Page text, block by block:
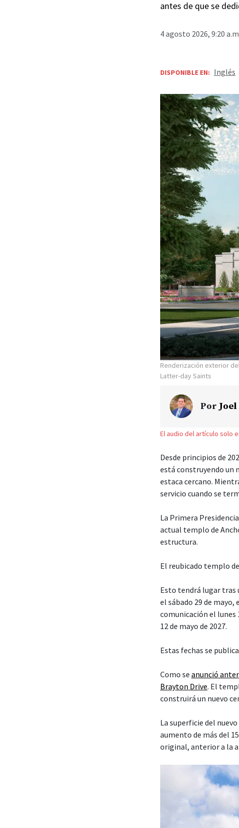
antes de que se
4 agosto 2026, 9:20
DISPONIBLE EN: Inglés
Renderización exterior
Latter-day Saints
Por Joel
El audio del artículo solo
Desde principios de
está construyendo un
estaca cercano.
servicio cuando se
La Primera
actual templo de
estructura.
El reubicado templo
Esto tendrá lugar tras
el sábado 29 de
comunicación el lunes
12 de mayo de 2027.
Estas fechas se
Como se anunció
Brayton Drive. El
construirá un nuevo
La superficie del
aumento de más del
original, anterior a la